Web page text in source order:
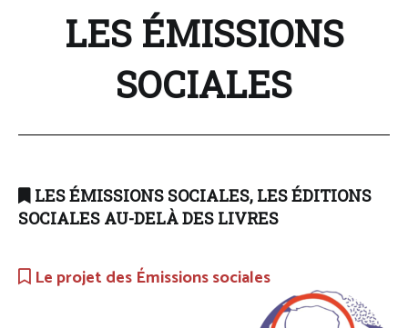
LES ÉMISSIONS
SOCIALES
LES ÉMISSIONS SOCIALES, LES ÉDITIONS
SOCIALES AU-DELÀ DES LIVRES
Le projet des Émissions sociales